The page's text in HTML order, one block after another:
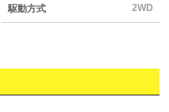
駆動方式 2WD